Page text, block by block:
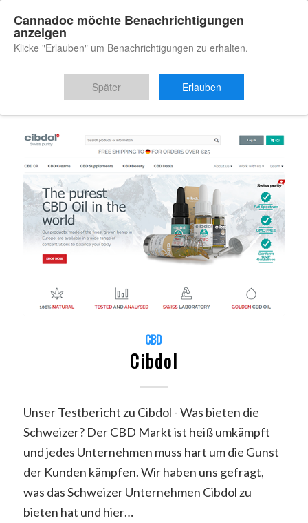
Du bist hier: Startseite / CBD
CBD
Cibdol
Unser Testbericht zu Cibdol - Was bieten die
Schweizer? Der CBD Markt ist heiß umkämpft
und jedes Unternehmen muss hart um die Gunst
der Kunden kämpfen. Wir haben uns gefragt,
was das Schweizer Unternehmen Cibdol zu
bieten hat und hier…
Cannadoc möchte Benachrichtigungen
anzeigen
Klicke "Erlauben" um Benachrichtigungen zu erhalten.
Später Erlauben